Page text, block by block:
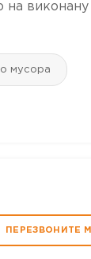
на виконану
мусора
ПЕРЕЗВОНИТЕ